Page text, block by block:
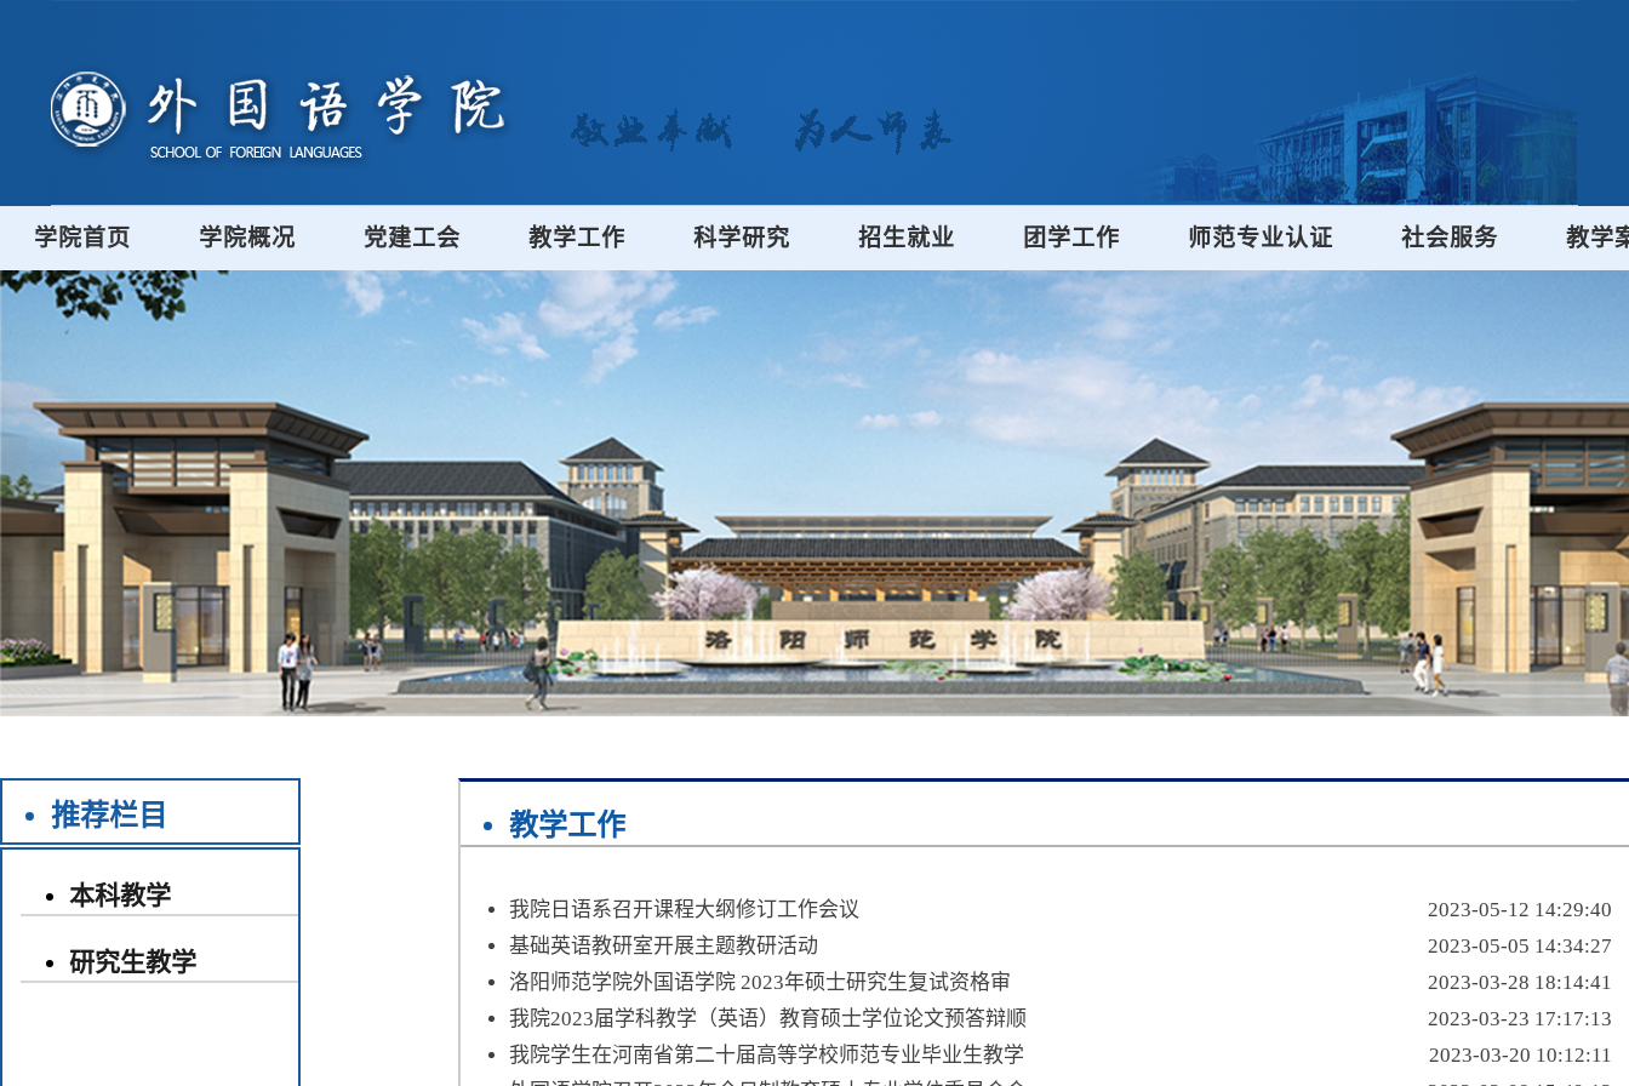
学院首页 学院概况 党建工会 教学工作 科学研究 招生就业 团学工作 师范专业认证 社会服务 教学
推荐栏目
本科教学
研究生教学
教学工作
2023-05-12 14:29:40
我院日语系召开课程大纲修订工作会议
2023-05-05 14:34:27
基础英语教研室开展主题教研活动
2023-03-28 18:14:41
洛阳师范学院外国语学院 2023年硕士研究生复试资格审
2023-03-23 17:17:13
我院2023届学科教学（英语）教育硕士学位论文预答辩顺
2023-03-20 10:12:11
我院学生在河南省第二十届高等学校师范专业毕业生教学